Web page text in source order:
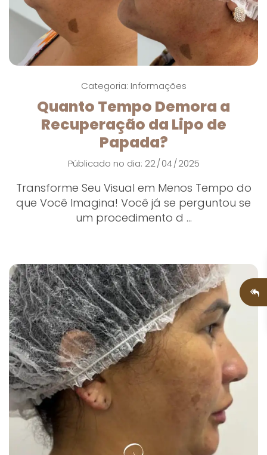
Categoria: Informações
Quanto Tempo Demora a
Recuperação da Lipo de
Papada?
Públicado no dia: 22/ 04/ 2025
Transforme Seu Visual em Menos Tempo do
que Você Imagina! Você já se perguntou se
um procedimento d ...